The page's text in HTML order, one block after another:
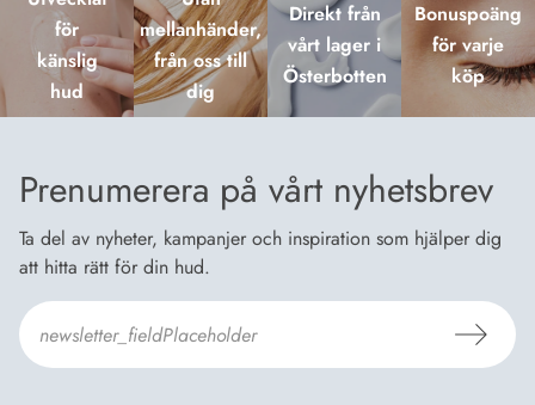
för
känslig
hud
mellanhänder,
från oss till
dig
Direkt från
vårt lager i
Österbotten
Bonuspoäng
för varje
köp
Prenumerera på vårt nyhetsbrev
Ta del av nyheter, kampanjer och inspiration som hjälper dig
att hitta rätt för din hud.